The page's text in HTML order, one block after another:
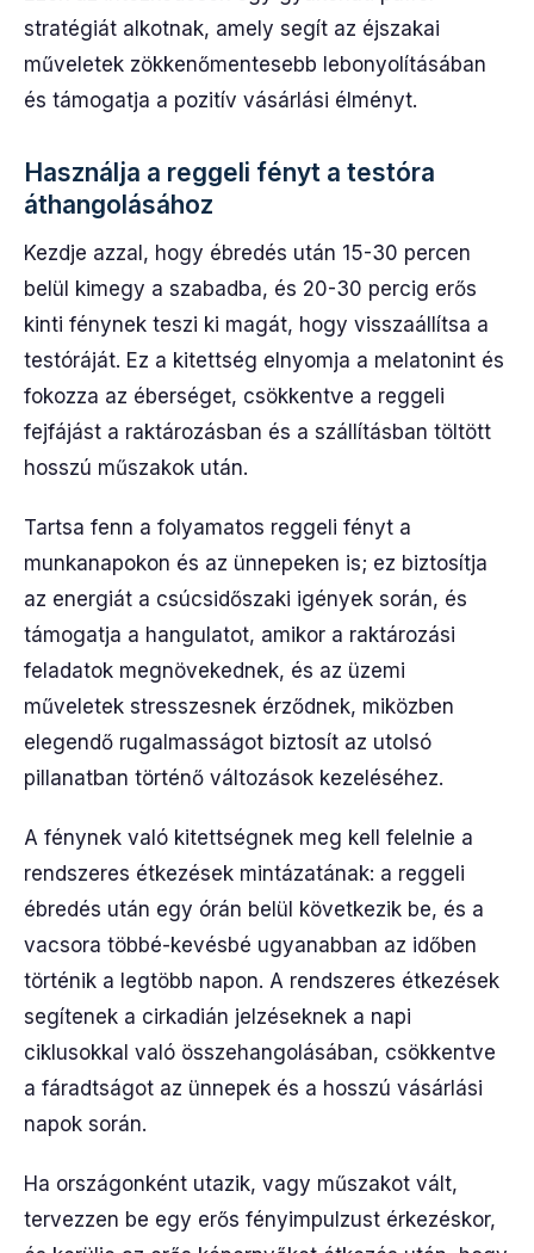
stratégiát alkotnak, amely segít az éjszakai
műveletek zökkenőmentesebb lebonyolításában
és támogatja a pozitív vásárlási élményt.
Használja a reggeli fényt a testóra
áthangolásához
Kezdje azzal, hogy ébredés után 15-30 percen
belül kimegy a szabadba, és 20-30 percig erős
kinti fénynek teszi ki magát, hogy visszaállítsa a
testóráját. Ez a kitettség elnyomja a melatonint és
fokozza az éberséget, csökkentve a reggeli
fejfájást a raktározásban és a szállításban töltött
hosszú műszakok után.
Tartsa fenn a folyamatos reggeli fényt a
munkanapokon és az ünnepeken is; ez biztosítja
az energiát a csúcsidőszaki igények során, és
támogatja a hangulatot, amikor a raktározási
feladatok megnövekednek, és az üzemi
műveletek stresszesnek érződnek, miközben
elegendő rugalmasságot biztosít az utolsó
pillanatban történő változások kezeléséhez.
A fénynek való kitettségnek meg kell felelnie a
rendszeres étkezések mintázatának: a reggeli
ébredés után egy órán belül következik be, és a
vacsora többé-kevésbé ugyanabban az időben
történik a legtöbb napon. A rendszeres étkezések
segítenek a cirkadián jelzéseknek a napi
ciklusokkal való összehangolásában, csökkentve
a fáradtságot az ünnepek és a hosszú vásárlási
napok során.
Ha országonként utazik, vagy műszakot vált,
tervezzen be egy erős fényimpulzust érkezéskor,